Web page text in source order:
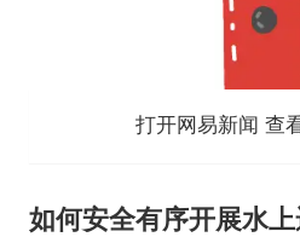
打开网易新闻 查
如何安全有序开展水上